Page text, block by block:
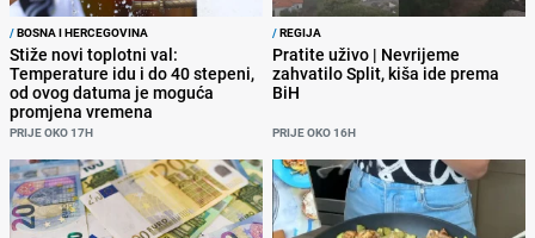
/BOSNA I HERCEGOVINA
Stiže novi toplotni val:
Temperature idu i do 40 stepeni,
od ovog datuma je moguća
promjena vremena
PRIJE OKO 17H
/REGIJA
Pratite uživo | Nevrijeme
zahvatilo Split, kiša ide prema
BiH
PRIJE OKO 16H